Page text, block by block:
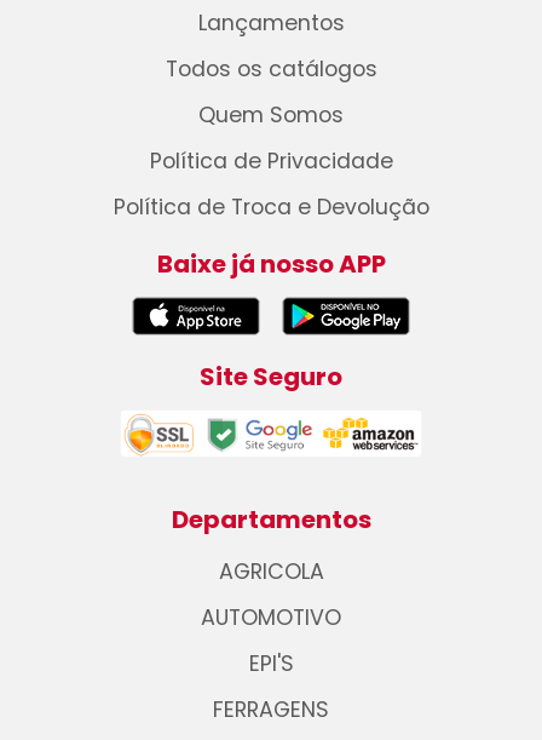
Lançamentos
Todos os catálogos
Quem Somos
Política de Privacidade
Política de Troca e Devolução
Baixe já nosso APP
Site Seguro
Departamentos
AGRICOLA
AUTOMOTIVO
EPI'S
FERRAGENS